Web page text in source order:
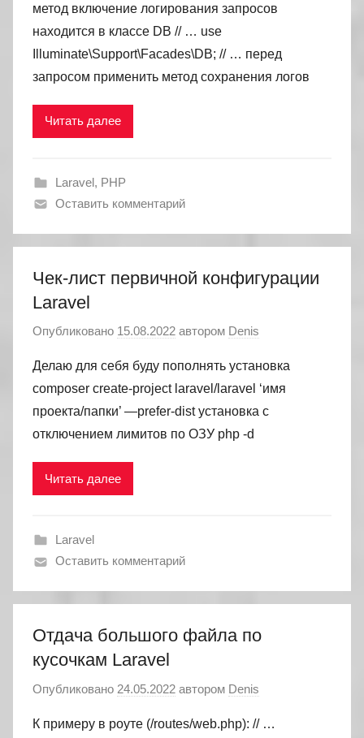
метод включение логирования запросов
находится в классе DB // … use
Illuminate\Support\Facades\DB; // … перед
запросом применить метод сохранения логов
Читать далее
Laravel, PHP
Оставить комментарий
Чек-лист первичной конфигурации
Laravel
Опубликовано 15.08.2022 автором Denis
Делаю для себя буду пополнять установка
composer create-project laravel/laravel ‘имя
проекта/папки’ —prefer-dist установка с
отключением лимитов по ОЗУ php -d
Читать далее
Laravel
Оставить комментарий
Отдача большого файла по
кусочкам Laravel
Опубликовано 24.05.2022 автором Denis
К примеру в роуте (/routes/web.php): // …